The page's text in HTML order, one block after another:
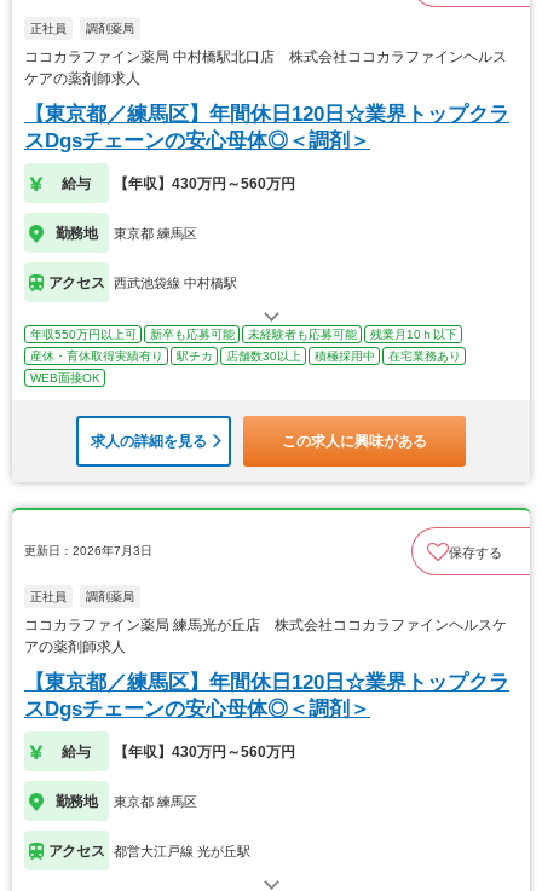
正社員 調剤薬局
ココカラファイン薬局 中村橋駅北口店 株式会社ココカラファインヘルス
ケアの薬剤師求人
【東京都／練馬区】年間休日120日☆業界トップクラ
スDgsチェーンの安心母体◎＜調剤＞
給与 【年収】430万円～560万円
勤務地 東京都 練馬区
アクセス 西武池袋線 中村橋駅
年収550万円以上可 新卒も応募可能 未経験者も応募可能
残業月10ｈ以下
産休・育休取得実績有り
駅チカ 店舗数30以上 積極採用中
在宅業務あり
WEB面接OK
求人の詳細を見る この求人に興味がある
更新日：2026年7月3日 保存する
正社員 調剤薬局
ココカラファイン薬局 練馬光が丘店 株式会社ココカラファインヘルスケ
アの薬剤師求人
【東京都／練馬区】年間休日120日☆業界トップクラ
スDgsチェーンの安心母体◎＜調剤＞
給与 【年収】430万円～560万円
勤務地 東京都 練馬区
アクセス 都営大江戸線 光が丘駅